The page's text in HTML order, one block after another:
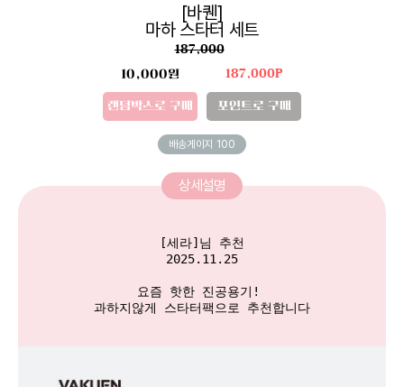
[바퀜]
마하 스타터 세트
187,000
10,000원
랜덤박스로 구매
187,000P
포인트로 구매
배송게이지 100
상세설명
[세라]님 추천
2025.11.25
요즘 핫한 진공용기!
과하지않게 스타터팩으로 추천합니다